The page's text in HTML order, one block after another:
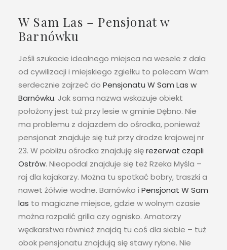
W Sam Las – Pensjonat w
Barnówku
Jeśli szukacie idealnego miejsca na wesele z dala
od cywilizacji i miejskiego zgiełku to polecam Wam
serdecznie zajrzeć do Pensjonatu W Sam Las w
Barnówku. Jak sama nazwa wskazuje obiekt
położony jest tuż przy lesie w gminie Dębno. Nie
ma problemu z dojazdem do ośrodka, ponieważ
pensjonat znajduje się tuż przy drodze krajowej nr
23. W pobliżu ośrodka znajduję sięrezerwat czapli
Ostrów. Nieopodal znajduje się też Rzeka Myśla –
raj dla kajakarzy. Można tu spotkać bobry, traszki a
nawet żółwie wodne. Barnówko i Pensjonat W Sam
las to magiczne miejsce, gdzie w wolnym czasie
można rozpalić grilla czy ognisko. Amatorzy
wędkarstwa również znajdą tu coś dla siebie – tuż
obok pensjonatu znajdują się stawy rybne. Nie